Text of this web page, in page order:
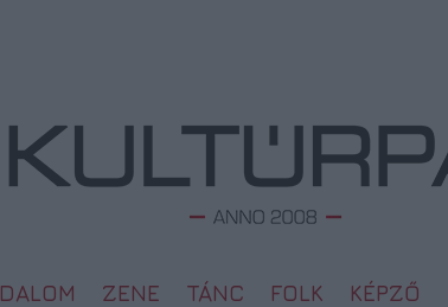
ZENE TÁNC FOLK KÉPZŐ